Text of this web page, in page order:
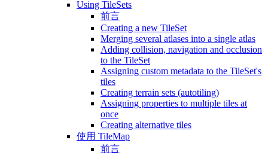
Using TileSets
前言
Creating a new TileSet
Merging several atlases into a single atlas
Adding collision, navigation and occlusion
to the TileSet
Assigning custom metadata to the TileSet's
tiles
Creating terrain sets (autotiling)
Assigning properties to multiple tiles at
once
Creating alternative tiles
使用 TileMap
前言